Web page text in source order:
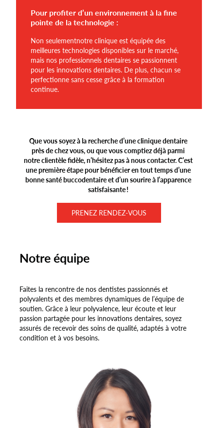
Pour profiter d’un environnement à la fine
pointe de la technologie :
Non seulementnotre clinique est équipée des
meilleures technologies disponibles sur le marché,
mais nos professionnels dentaires se passionnent
pour les innovations dentaires. De plus, chacun se
perfectionne sans cesse grâce à la formation
continue.
Que vous soyez à la recherche d’une clinique dentaire
près de chez vous, ou que vous comptiez déjà parmi
notre clientèle fidèle, n’hésitez pas à nous contacter. C’est
une première étape pour bénéficier en tout temps d’une
bonne santé buccodentaire et d’un sourire à l’apparence
satisfaisante !
PRENEZ RENDEZ-VOUS
Notre équipe
Faites la rencontre de nos dentistes passionnés et
polyvalents et des membres dynamiques de l’équipe de
soutien. Grâce à leur polyvalence, leur écoute et leur
passion partagée pour les innovations dentaires, soyez
assurés de recevoir des soins de qualité, adaptés à votre
condition et à vos besoins.